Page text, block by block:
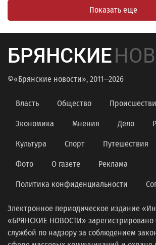
Показать еще
БРЯНСКИЕ
©«Брянские новости», 2011—2026
Власть Общество
Экономика Мнения Дело
Культура Спорт Путешествия
Фото О газете Реклама
Политика конфиденциальности
Электронное периодическое издание
«БРЯНСКИЕ НОВОСТИ» зарегистрировано
службой по надзору за соблюдением